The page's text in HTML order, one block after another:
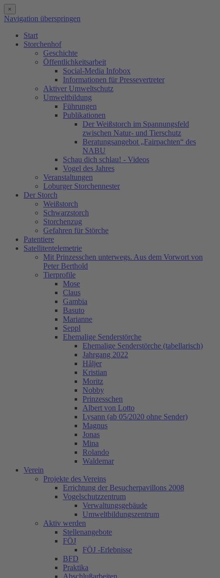
×
Navigation überspringen
Start
Storchenhof
Geschichte
Öffentlichkeitsarbeit
Social-Media Infobox
Informationen für Pressevertreter
Aktiver Umweltschutz
Umweltbildung
Führungen
Publikationen
Der Weißstorch im Spannungsfeld
zwischen Natur- und Tierschutz
Beratungsangebot „Fairpachten“ des
NABU
Schau dich schlau! - Videos
Vogel des Jahres
Veranstaltungen
Loburger Storchennester
Der Storch
Weißstorch
Schwarzstorch
Storchenzug
Gefahren für Störche
Patentiere
Satellitentelemetrie
Mit Prinzesschen unterwegs. Aus dem Vorwort von
Peter Berthold
Tierprofile
Mose
Claus
Gambia
Basuto
Marianne
Seppl
Ehemalige Senderstörche
Ehemalige Senderstörche (tabellarisch)
Jahrgang 2022
Håljer
Kristian
Moritz
Nobby
Prinzesschen
Albert von Lotto
Lysann (ab 05/2020 ohne Sender)
Magnus
Jonas
Mina
Rolando
Waldemar
Verein
Projekte des Vereins
Errichtung der Besucherpavillons 2008
Vogelschutzzentrum
Verwaltungsgebäude
Umweltbildungszentrum
Aktiv werden
Stellenangebote
FÖJ
FÖJ -Erlebnisse
BFD
Praktika
Abschlußarbeiten